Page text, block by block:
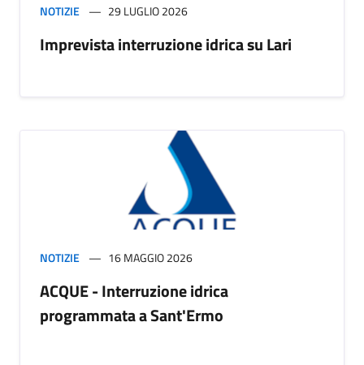
NOTIZIE 29 LUGLIO 2026
Imprevista interruzione idrica su Lari
NOTIZIE 16 MAGGIO 2026
ACQUE - Interruzione idrica
programmata a Sant'Ermo